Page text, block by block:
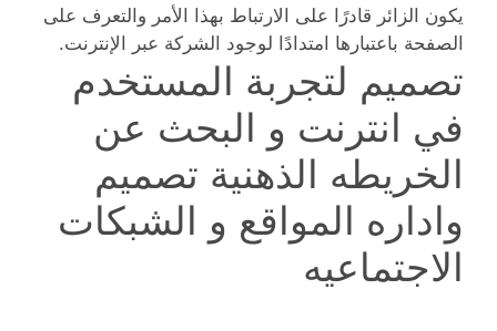
يكون الزائر قادرًا على الارتباط بهذا الأمر والتعرف على
الصفحة باعتبارها امتدادًا لوجود الشركة عبر الإنترنت.
تصميم لتجربة المستخدم
في انترنت و البحث عن
الخريطه الذهنية تصميم
واداره المواقع و الشبكات
الاجتماعيه